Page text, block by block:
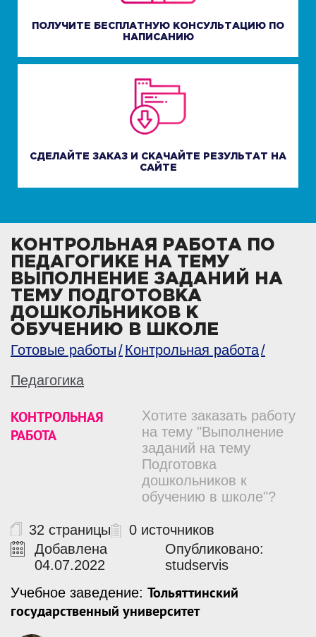
ПОЛУЧИТЕ БЕСПЛАТНУЮ КОНСУЛЬТАЦИЮ ПО
НАПИСАНИЮ
СДЕЛАЙТЕ ЗАКАЗ И СКАЧАЙТЕ РЕЗУЛЬТАТ НА
САЙТЕ
КОНТРОЛЬНАЯ РАБОТА ПО
ПЕДАГОГИКЕ НА ТЕМУ
ВЫПОЛНЕНИЕ ЗАДАНИЙ НА
ТЕМУ ПОДГОТОВКА
ДОШКОЛЬНИКОВ К
ОБУЧЕНИЮ В ШКОЛЕ
Готовые работы
Контрольная работа
Педагогика
КОНТРОЛЬНАЯ
РАБОТА
Хотите заказать работу
на тему "Выполнение
заданий на тему
Подготовка
дошкольников к
обучению в школе"?
32 страницы
0 источников
Добавлена
04.07.2022
Опубликовано:
studservis
Учебное заведение: Тольяттинский
государственный университет